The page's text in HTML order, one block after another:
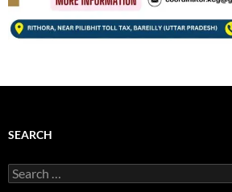
SEARCH
Search
for: